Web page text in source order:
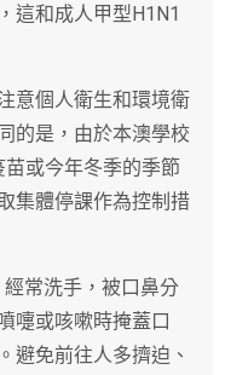
這和成人甲型H1N1
意個人衛生和環境衛
的是，由於本澳學校
或今年冬季的季節
集體停課作為控制措
常洗手，被口鼻分
嚏或咳嗽時掩蓋口
避免前往人多擠迫、